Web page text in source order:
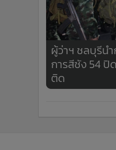
ผู้ว่าฯ ชลบุรีน
การสีชัง 54 ปิ
ติด